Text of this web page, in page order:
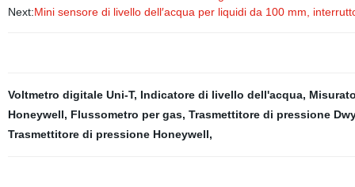
Next:Mini sensore di livello dell′acqua per liquidi da 100 mm,
Voltmetro digitale Uni-T, Indicatore di livello dell'acqua,
Honeywell, Flussometro per gas, Trasmettitore di pressione
Trasmettitore di pressione Honeywell,